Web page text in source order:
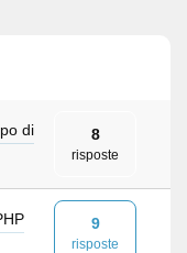
di
8
risposte
9
risposte